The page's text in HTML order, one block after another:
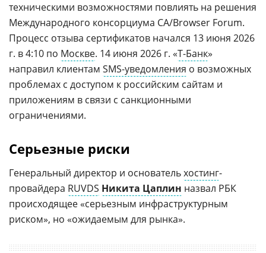
техническими возможностями повлиять на решения
Международного консорциума CA/Browser Forum.
Процесс отзыва сертификатов начался 13 июня 2026
г. в 4:10 по Москве. 14 июня 2026 г. «Т-Банк»
направил клиентам SMS-уведомления о возможных
проблемах с доступом к российским сайтам и
приложениям в связи с санкционными
ограничениями.
Серьезные риски
Генеральный директор и основательхостинг-
провайдера RUVDS Никита Цаплин назвал РБК
происходящее «серьезным инфраструктурным
риском», но «ожидаемым для рынка».